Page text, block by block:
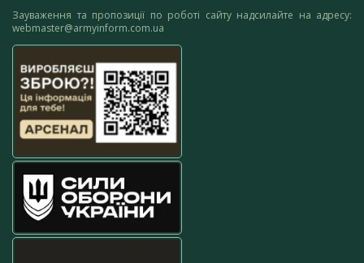
Зауваження та пропозиції по роботі сайту надсилайте на адресу:
webmaster@armyinform.com.ua